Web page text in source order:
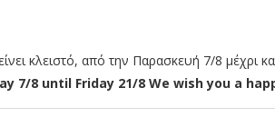
κλειστό, από την Παρασκευή 7/8 μέχρι
8 until Friday 21/8 We wish you a